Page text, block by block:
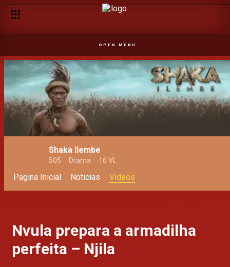
OPEN MENU
Shaka Ilembe
505 Drama 16 VL
Pagina Inicial Noticias Videos
Nvula prepara a armadilha
perfeita – Njila